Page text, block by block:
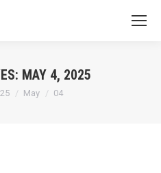
MAY 4, 2025
May 04